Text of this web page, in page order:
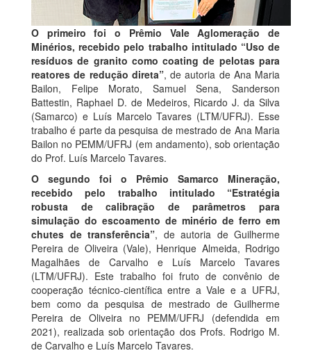
O primeiro foi o Prêmio Vale Aglomeração de
Minérios, recebido pelo trabalho intitulado “Uso de
resíduos de granito como coating de pelotas para
reatores de redução direta”, de autoria de Ana Maria
Bailon, Felipe Morato, Samuel Sena, Sanderson
Battestin, Raphael D. de Medeiros, Ricardo J. da Silva
(Samarco) e Luís Marcelo Tavares (LTM/UFRJ). Esse
trabalho é parte da pesquisa de mestrado de Ana Maria
Bailon no PEMM/UFRJ (em andamento), sob orientação
do Prof. Luís Marcelo Tavares.
O segundo foi o Prêmio Samarco Mineração,
recebido pelo trabalho intitulado “Estratégia
robusta de calibração de parâmetros para
simulação do escoamento de minério de ferro em
chutes de transferência”, de autoria de Guilherme
Pereira de Oliveira (Vale), Henrique Almeida, Rodrigo
Magalhães de Carvalho e Luís Marcelo Tavares
(LTM/UFRJ). Este trabalho foi fruto de convênio de
cooperação técnico-científica entre a Vale e a UFRJ,
bem como da pesquisa de mestrado de Guilherme
Pereira de Oliveira no PEMM/UFRJ (defendida em
2021), realizada sob orientação dos Profs. Rodrigo M.
de Carvalho e Luís Marcelo Tavares.